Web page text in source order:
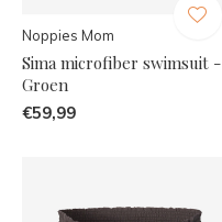
Noppies Mom
Sima microfiber swimsuit -
Groen
€59,99